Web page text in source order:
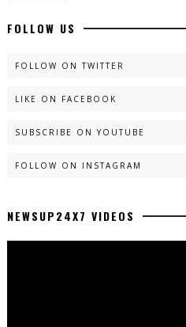
FOLLOW US
FOLLOW ON TWITTER
LIKE ON FACEBOOK
SUBSCRIBE ON YOUTUBE
FOLLOW ON INSTAGRAM
NEWSUP24X7 VIDEOS